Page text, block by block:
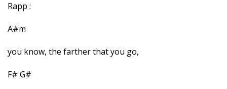
Rapp :
A#m
you know, the farther that you go,
F# G#